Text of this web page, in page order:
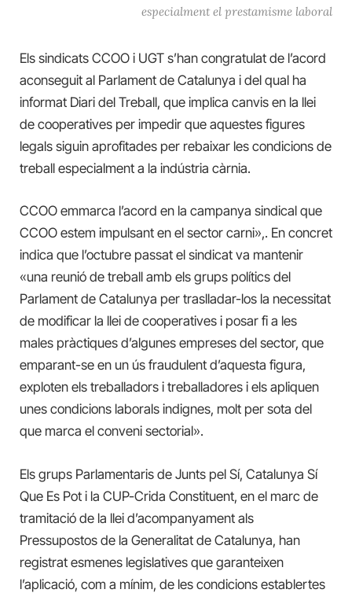
especialment el prestamisme laboral
Els sindicats CCOO i UGT s’han congratulat de l’acord
aconseguit al Parlament de Catalunya i del qual ha
informat Diari del Treball, que implica canvis en la llei
de cooperatives per impedir que aquestes figures
legals siguin aprofitades per rebaixar les condicions de
treball especialment a la indústria càrnia.
CCOO emmarca l’acord en la campanya sindical que
CCOO estem impulsant en el sector carni»,. En concret
indica que l’octubre passat el sindicat va mantenir
«una reunió de treball amb els grups polítics del
Parlament de Catalunya per traslladar-los la necessitat
de modificar la llei de cooperatives i posar fi a les
males pràctiques d’algunes empreses del sector, que
emparant-se en un ús fraudulent d’aquesta figura,
exploten els treballadors i treballadores i els apliquen
unes condicions laborals indignes, molt per sota del
que marca el conveni sectorial».
Els grups Parlamentaris de Junts pel Sí, Catalunya Sí
Que Es Pot i la CUP-Crida Constituent, en el marc de
tramitació de la llei d’acompanyament als
Pressupostos de la Generalitat de Catalunya, han
registrat esmenes legislatives que garanteixen
l’aplicació, com a mínim, de les condicions establertes